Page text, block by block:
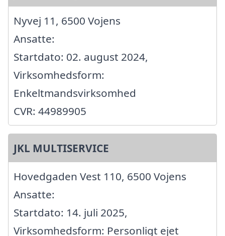
Nyvej 11, 6500 Vojens
Ansatte:
Startdato: 02. august 2024,
Virksomhedsform:
Enkeltmandsvirksomhed
CVR: 44989905
JKL MULTISERVICE
Hovedgaden Vest 110, 6500 Vojens
Ansatte:
Startdato: 14. juli 2025,
Virksomhedsform: Personligt ejet